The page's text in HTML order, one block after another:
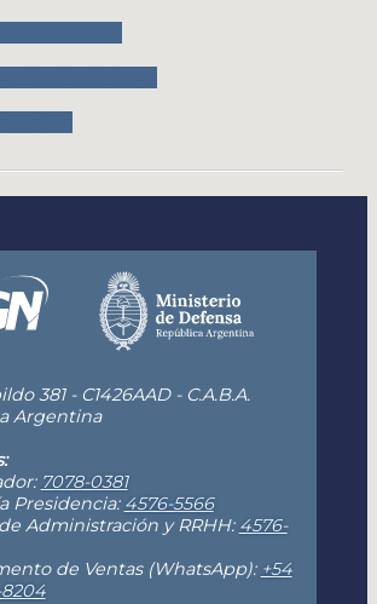
381 - C1426AAD - C.A.B.A.
Argentina
7078-0381
Presidencia: 4576-5566
Administración y RRHH: 4576-
de Ventas (WhatsApp): +54
8204